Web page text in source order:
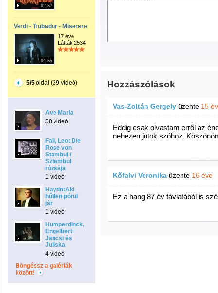
02:57
Verdi - Trubadur - Miserere
04:55
17 éve
Látták:2534
5/5oldal (39 videó)
Ave Maria
58 videó
Fall, Leo: Die
Rose von
Stambul /
Sztambul
rózsája
1 videó
Haydn:Aki
hűtlen pórul
jár
1 videó
Humperdinck,
Engelbert:
Jancsi és
Juliska
4 videó
Böngéssz a galériák
között!
Hozzászólások
Vas-Zoltán Gergely üzente 15
Eddig csak olvastam erről az
nehezen jutok szóhoz.
Kőfalvi Veronika üzente 16 éve
Ez a hang 87 év távlatából is